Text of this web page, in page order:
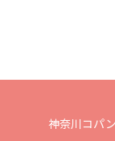
神奈川コパ